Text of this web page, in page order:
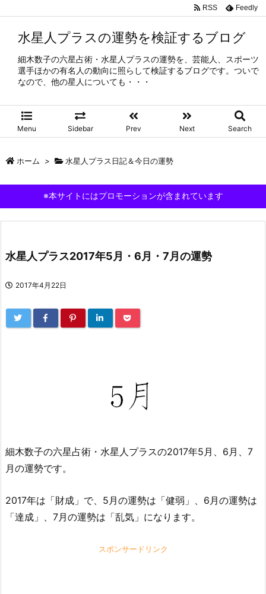
水星人プラスの運勢を検証するブログ
細木数子の六星占術・水星人プラスの運勢を、芸能人、スポーツ
選手ほかの有名人の動向に照らして検証するブログです。ついで
なので、他の星人についても・・・
Menu Sidebar Prev Next Search
RSS Feedly
ホーム > 水星人プラス日記＆今日の運勢
※本サイトにはプロモーションが含まれています
水星人プラス2017年5月・6月・7月の運勢
2017年4月22日
細木数子の六星占術・水星人プラスの2017年5月、6月、7
月の運勢です。
2017年は「財成」で、5月の運勢は「健弱」、6月の運勢は
「達成」、7月の運勢は「乱気」になります。
スポンサードリンク